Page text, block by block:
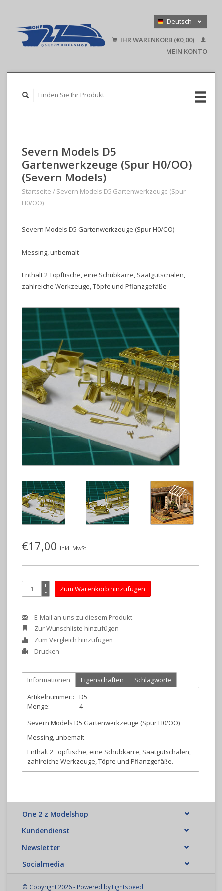
Deutsch
English
IHR WARENKORB (€0,00)
MEIN KONTO
Severn Models D5
Gartenwerkzeuge (Spur H0/OO)
(Severn Models)
Startseite / Severn Models D5 Gartenwerkzeuge (Spur
H0/OO)
Severn Models D5 Gartenwerkzeuge (Spur H0/OO)
Messing, unbemalt
Enthält 2 Topftische, eine Schubkarre, Saatgutschalen,
zahlreiche Werkzeuge, Töpfe und Pflanzgefäße.
€17,00 Inkl. MwSt.
+
- Zum Warenkorb hinzufügen
E-Mail an uns zu diesem Produkt
Zur Wunschliste hinzufügen
Zum Vergleich hinzufügen
Drucken
Informationen Eigenschaften
Schlagworte
Artikelnummer::
D5
Menge:
4
Severn Models D5 Gartenwerkzeuge (Spur H0/OO)
Messing, unbemalt
Enthält 2 Topftische, eine Schubkarre, Saatgutschalen,
zahlreiche Werkzeuge, Töpfe und Pflanzgefäße.
One 2 z Modelshop
Kundendienst
Newsletter
Socialmedia
© Copyright 2026 - Powered by Lightspeed